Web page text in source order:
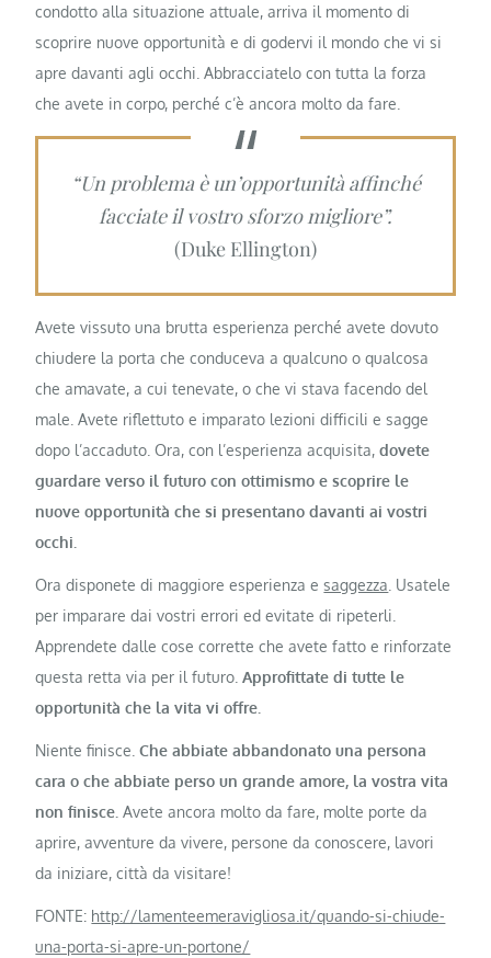
condotto alla situazione attuale, arriva il momento di
scoprire nuove opportunità e di godervi il mondo che vi si
apre davanti agli occhi. Abbracciatelo con tutta la forza
che avete in corpo, perché c’è ancora molto da fare.
“Un problema è un’opportunità affinché
facciate il vostro sforzo migliore”.
(Duke Ellington)
Avete vissuto una brutta esperienza perché avete dovuto
chiudere la porta che conduceva a qualcuno o qualcosa
che amavate, a cui tenevate, o che vi stava facendo del
male. Avete riflettuto e imparato lezioni difficili e sagge
dopo l’accaduto. Ora, con l’esperienza acquisita,dovete
guardare verso il futuro con ottimismo e scoprire le
nuove opportunità che si presentano davanti ai vostri
occhi.
Ora disponete di maggiore esperienza esaggezza . Usatele
per imparare dai vostri errori ed evitate di ripeterli.
Apprendete dalle cose corrette che avete fatto e rinforzate
questa retta via per il futuro.Approfittate di tutte le
opportunità che la vita vi offre.
Niente finisce.Che abbiate abbandonato una persona
cara o che abbiate perso un grande amore, la vostra vita
non finisce. Avete ancora molto da fare, molte porte da
aprire, avventure da vivere, persone da conoscere, lavori
da iniziare, città da visitare!
FONTE: http://lamenteemeravigliosa.it/quando-si-chiude-
una-porta-si-apre-un-portone/